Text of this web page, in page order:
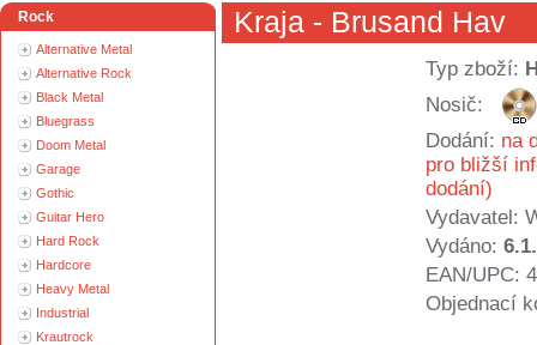
Rock
Alternative Metal
Alternative Rock
Black Metal
Bluegrass
Doom Metal
Garage
Gothic
Guitar Hero
Hard Rock
Hardcore
Heavy Metal
Industrial
Krautrock
Kraja - Brusand Hav
Typ zboží:
Nosič:
Dodání: na
pro bližší
dodání)
Vydavatel:
Vydáno:
EAN/UPC:
Objednací